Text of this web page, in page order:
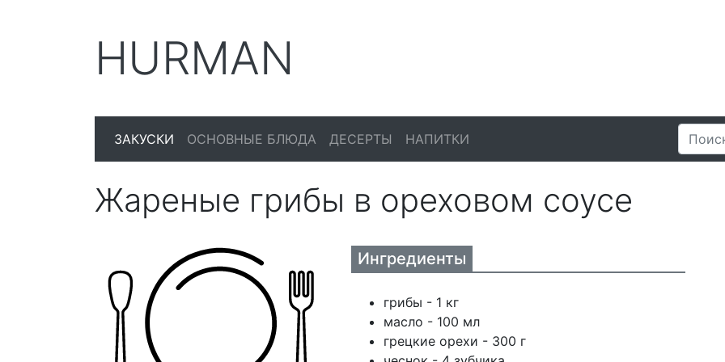
HURMAN
ЗАКУСКИ ОСНОВНЫЕ БЛЮДА ДЕСЕРТЫ НАПИТКИ
Жареные грибы в ореховом соусе
Ингредиенты
грибы - 1 кг
масло - 100 мл
грецкие орехи - 300 г